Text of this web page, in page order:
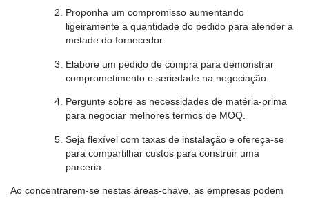
Proponha um compromisso aumentando
ligeiramente a quantidade do pedido para atender a
metade do fornecedor.
Elabore um pedido de compra para demonstrar
comprometimento e seriedade na negociação.
Pergunte sobre as necessidades de matéria-prima
para negociar melhores termos de MOQ.
Seja flexível com taxas de instalação e ofereça-se
para compartilhar custos para construir uma
parceria.
Ao concentrarem-se nestas áreas-chave, as empresas podem